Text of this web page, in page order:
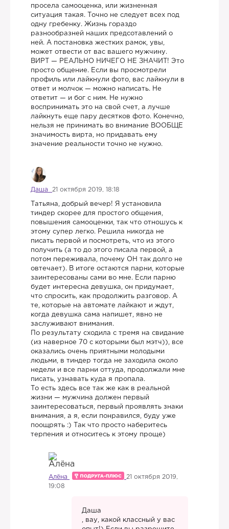
просела самооценка, или жизненная
ситуация такая. Точно не следует всех под
одну гребенку. Жизнь гораздо
разнообразней наших предсотавлений о
ней. А постановка жестких рамок, увы,
может отвести от вас вашего мужчину.
ВИРТ — РЕАЛЬНО НИЧЕГО НЕ ЗНАЧИТ! Это
просто общение. Если вы просмотрели
профиль или лайкнули фото, вас лайкнули в
ответ и молчок — можно написать. Не
ответит — и бог с ним. Не нужно
воспринимать это на свой счет, а лучше
лайкнуть еще пару десятков фото. Конечно,
нельзя не принимать во внимание ВООБЩЕ
значимость вирта, но придавать ему
значение реальности точно не нужно.
Даша 21 октября 2019, 18:18
Татьяна, добрый вечер! Я установила
тиндер скорее для простого общения,
повышения самооценки, так что отношусь к
этому супер легко. Решила никогда не
писать первой и посмотреть, что из этого
получить (а то до этого писала первой, а
потом переживала, почему ОН так долго не
овтечает). В итоге остаются парни, которые
заинтересованы сами во мне. Если парню
будет интересна девушка, он придумает,
что спросить, как продолжить разговор. А
те, которые на автомате лайкают и ждут,
когда девушка сама напишет, явно не
заслуживают внимания.
По результату сходила с тремя на свидание
(из наверное 70 с которыми был мэтч)), все
оказались очень приятными молодыми
людьми, в тиндер тогда не заходила около
недели и все парни оттуда, продолжали мне
писать, узнавать куда я пропала.
То есть здесь все так же как в реальной
жизни — мужчина должен первый
заинтересоваться, первый проявлять знаки
внимания, а я, если понравился, буду уже
поощрять :) Так что просто наберитесь
терпения и относитесь к этому проще)
Алёна
21 октября 2019,
19:08
Даша
, вау, какой классный у вас